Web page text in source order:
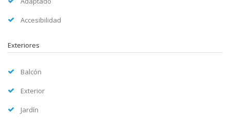
Accesibilidad
Exteriores
Balcón
Exterior
Jardín